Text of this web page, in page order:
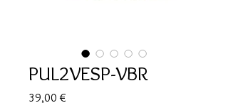
PUL2VESP-VBR
39,00 €